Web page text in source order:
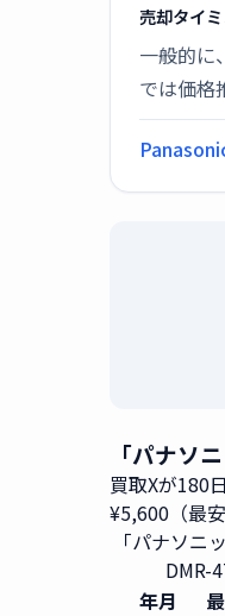
売却タイ
一般的に
では価格
「パナソ
買取Xが180
¥5,600（最
「パナソニ
DMR-
年月